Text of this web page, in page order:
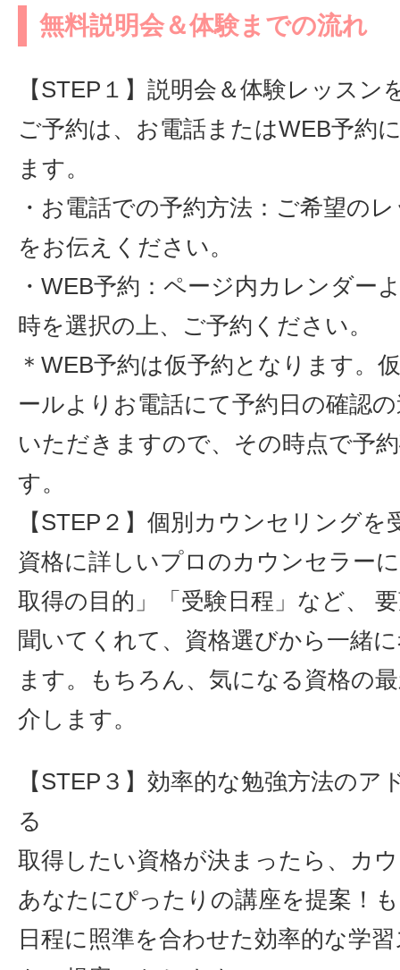
無料説明会＆体験までの流れ
【STEP１】説明会＆体験レッスン
ご予約は、お電話またはWEB予約
ます。
・お電話での予約方法：ご希望の
をお伝えください。
・WEB予約：ページ内カレンダー
時を選択の上、ご予約ください。
＊WEB予約は仮予約となります。
ールよりお電話にて予約日の確認
いただきますので、その時点で予
す。
【STEP２】個別カウンセリングを
資格に詳しいプロのカウンセラー
取得の目的」「受験日程」など、
聞いてくれて、資格選びから一緒
ます。もちろん、気になる資格の
介します。
【STEP３】効率的な勉強方法のア
る
取得したい資格が決まったら、カ
あなたにぴったりの講座を提案！
日程に照準を合わせた効率的な学